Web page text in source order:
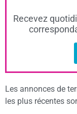
Recevez
Les annonces de
les plus récentes